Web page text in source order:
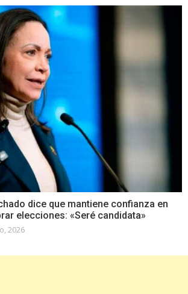
dice que mantiene confianza en
elecciones: «Seré candidata»
2026